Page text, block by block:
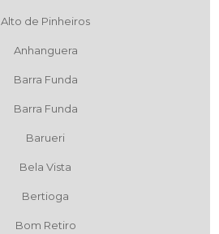
Alto de Pinheiros
Anhanguera
Barra Funda
Barra Funda
Barueri
Bela Vista
Bertioga
Bom Retiro